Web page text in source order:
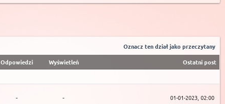
Oznacz ten dział jako przeczytany
Odpowiedzi Wyświetleń
Ostatni post
- - 01-01-2023, 02:00